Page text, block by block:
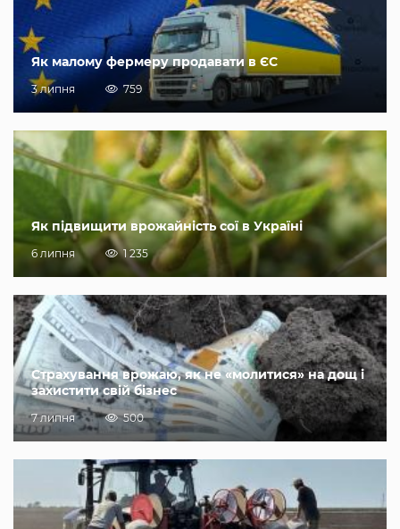
Як малому фермеру продавати в ЄС
3 липня 759
Як підвищити врожайність сої в Україні
6 липня 1 235
Страхування врожаю, як не «молитися» на дощ і
захистити свій бізнес
7 липня 500